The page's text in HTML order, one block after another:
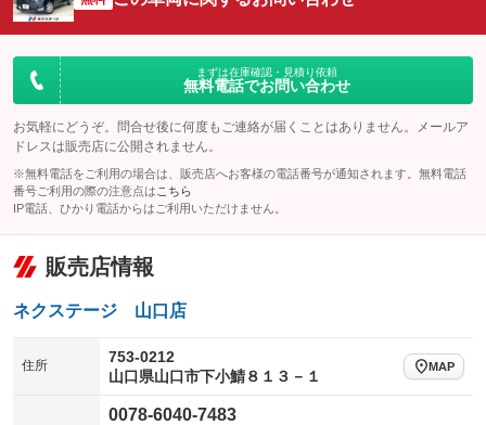
：装備なし ：装備なし
エアサスペンション ヘッドライトウォッシャー
まずは在庫確認・見積り依頼
無料電話でお問い合わせ
お気軽にどうぞ。問合せ後に何度もご連絡が届くことはありません。メールア
ドレスは販売店に公開されません。
※無料電話をご利用の場合は、販売店へお客様の電話番号が通知されます。無料電話
番号ご利用の際の注意点は こちら
IP電話、ひかり電話からはご利用いただけません。
販売店情報
ネクステージ 山口店
住所
753-0212
山口県山口市下小鯖８１３－１
MAP
0078-6040-7483